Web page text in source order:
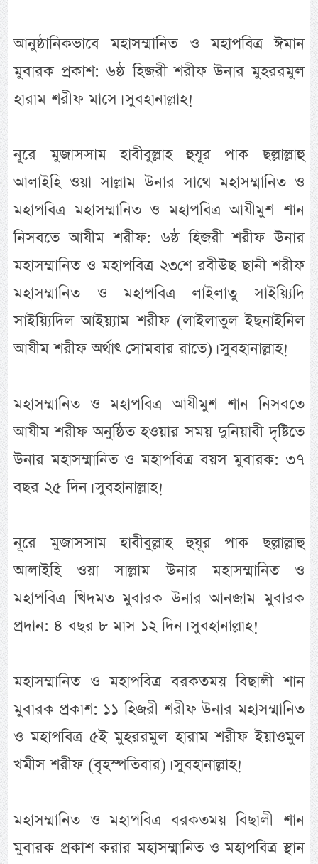
আনুষ্ঠানিকভাবে মহাসম্মানিত ও মহাপবিত্র ঈমান
মুবারক প্রকাশ: ৬ষ্ঠ হিজরী শরীফ উনার মুহররমুল
হারাম শরীফ মাসে। সুবহানাল্লাহ!
নূরে মুজাসসাম হাবীবুল্লাহ হুযূর পাক ছল্লাল্লাহু
আলাইহি ওয়া সাল্লাম উনার সাথে মহাসম্মানিত ও
মহাপবিত্র মহাসম্মানিত ও মহাপবিত্র আযীমুশ শান
নিসবতে আযীম শরীফ: ৬ষ্ঠ হিজরী শরীফ উনার
মহাসম্মানিত ও মহাপবিত্র ২৩শে রবীউছ ছানী শরীফ
মহাসম্মানিত ও মহাপবিত্র লাইলাতু সাইয়্যিদি
সাইয়্যিদিল আইয়্যাম শরীফ (লাইলাতুল ইছনাইনিল
আযীম শরীফ অর্থাৎ সোমবার রাতে)। সুবহানাল্লাহ!
মহাসম্মানিত ও মহাপবিত্র আযীমুশ শান নিসবতে
আযীম শরীফ অনুষ্ঠিত হওয়ার সময় দুনিয়াবী দৃষ্টিতে
উনার মহাসম্মানিত ও মহাপবিত্র বয়স মুবারক: ৩৭
বছর ২৫ দিন। সুবহানাল্লাহ!
নূরে মুজাসসাম হাবীবুল্লাহ হুযূর পাক ছল্লাল্লাহু
আলাইহি ওয়া সাল্লাম উনার মহাসম্মানিত ও
মহাপবিত্র খিদমত মুবারক উনার আনজাম মুবারক
প্রদান: ৪ বছর ৮ মাস ১২ দিন। সুবহানাল্লাহ!
মহাসম্মানিত ও মহাপবিত্র বরকতময় বিছালী শান
মুবারক প্রকাশ: ১১ হিজরী শরীফ উনার মহাসম্মানিত
ও মহাপবিত্র ৫ই মুহররমুল হারাম শরীফ ইয়াওমুল
খমীস শরীফ (বৃহস্পতিবার)। সুবহানাল্লাহ!
মহাসম্মানিত ও মহাপবিত্র বরকতময় বিছালী শান
মুবারক প্রকাশ করার মহাসম্মানিত ও মহাপবিত্র স্থান